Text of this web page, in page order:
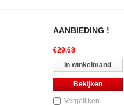
AANBIEDING !
€29,68
In winkelmand
Bekijken
Vergelijken